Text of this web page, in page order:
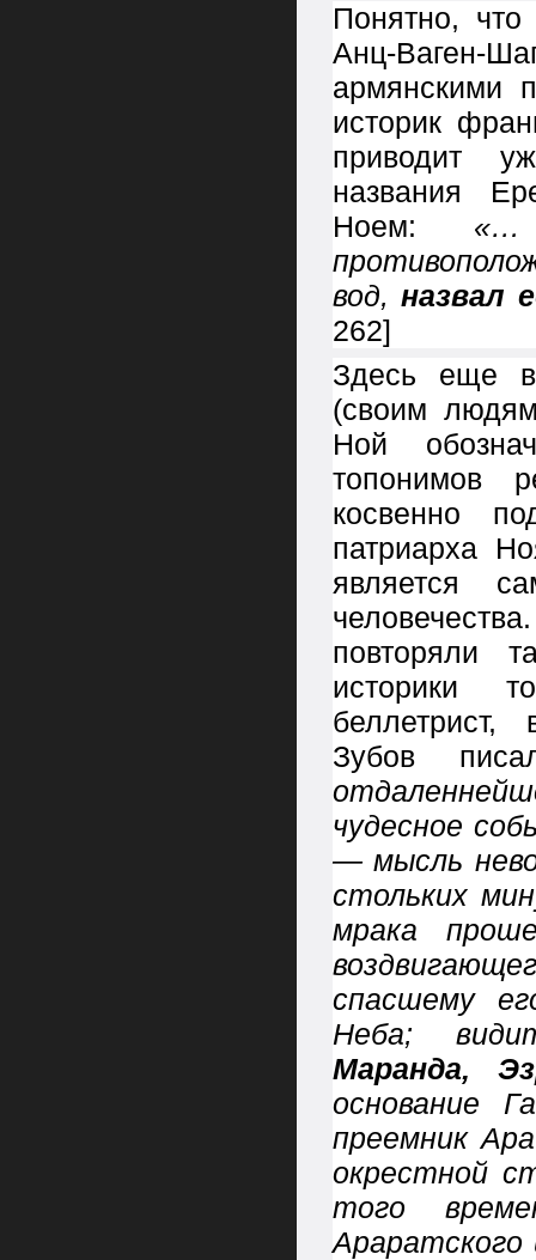
Понятно,
Анц-Ваген-
армянскими
историк
приводит
названия
Ноем:
вод,назвал
262]
Здесь еще
(своим
Ной
топонимов
косвенно
патриарха
является
повторяли
историки
Зубов
чудесное
— мысль
стольких
мрака
спасшему
Неба;
Маранда,
основание
преемник
окрестной
того
Араратского